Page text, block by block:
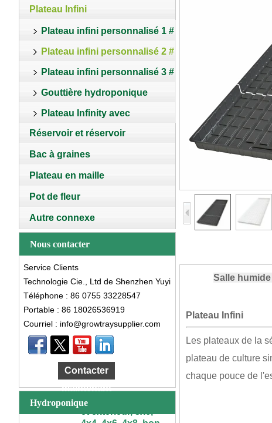
Plateau Infini
Plateau infini personnalisé 1 #
Plateau infini personnalisé 2 #
Plateau infini personnalisé 3 #
Gouttière hydroponique
Plateau Infinity avec
couvercle
Réservoir et réservoir
Bac à graines
Plateau en maille
Pot de fleur
Autre connexe
Nous contacter
Service Clients
Technologie Cie., Ltd de Shenzhen Yuyi
Téléphone : 86 0755 33228547
Portable : 86 18026536919
Courriel : info@growtraysupplier.com
Contacter
maintenant
Hydroponique
Grande Table de
culture
roulante en
plastique, intérieur
et extérieur, 3x6,
4x4, 4x6, 4x8, bon
marché, à vendre
Salle
Plateau Infini
Les plateaux de la
plateau de culture
chaque pouce de